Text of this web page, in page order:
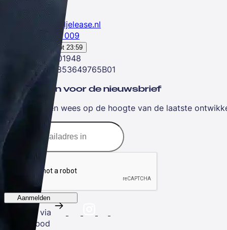
info@regeljelease.nl
085 7606 009
Geopend tot 23:59
KVK:59801948
BTW: NL853649765B01
Aanmelden voor de nieuwsbrief
Schrijf je in en wees op de hoogte van de laatste
Aanmelden
Volg ons via
Ons aanbod